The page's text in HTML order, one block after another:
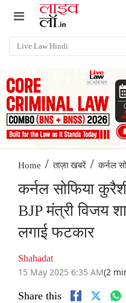
Home / ताज़ा खबरें / कर्नल
कर्नल सोफिया
BJP मंत्री विजय
लगाई फटकार
Shahadat
15 May 2025 6:35 AM(2
Share this